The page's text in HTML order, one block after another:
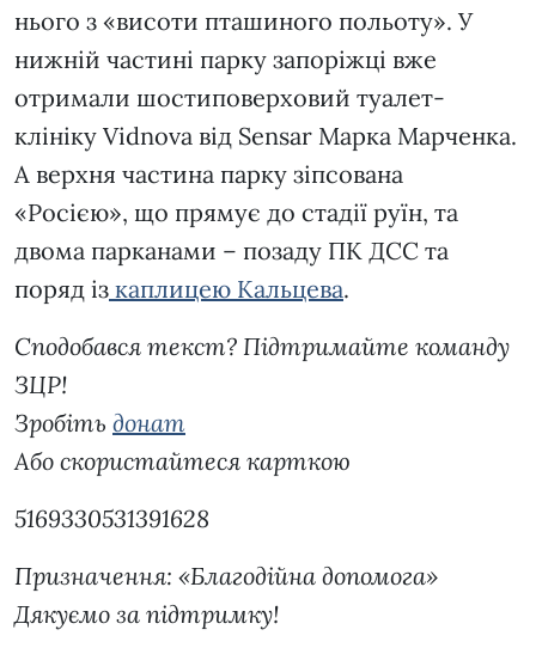
нього з «висоти пташиного польоту». У
нижній частині парку запоріжці вже
отримали шостиповерховий туалет-
клініку Vidnova від Sensar Марка Марченка.
А верхня частина парку зіпсована
«Росією», що прямує до стадії руїн, та
двома парканами – позаду ПК ДСС та
поряд із каплицею Кальцева.
Сподобався текст? Підтримайте команду
ЗЦР!
Зробіть донат
Або скористайтеся карткою
5169330531391628
Призначення: «Благодійна допомога»
Дякуємо за підтримку!